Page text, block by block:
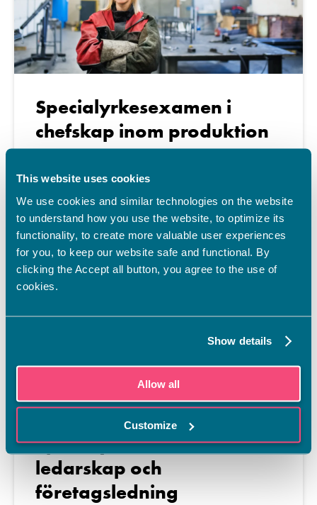
This website uses cookies
We use cookies and similar technologies on the website
to understand how you use the website, to optimize its
functionality, to create more valuable user experiences
for you, to keep our website safe and functional. By
clicking the Accept all button, you agree to the use of
cookies.
Show details
Allow all
Customize
Specialyrkesexamen i
chefskap inom produktion
sig dig som arbetar som arbetsledare,
projektchef eller med andra specialistuppgifter …
Specialyrkesexamen i
ledarskap och
företagsledning